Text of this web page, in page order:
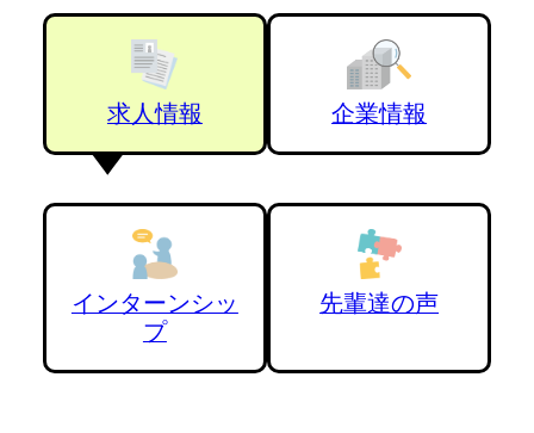
求人情報 企業情報
インターンシッ
プ
先輩達の声